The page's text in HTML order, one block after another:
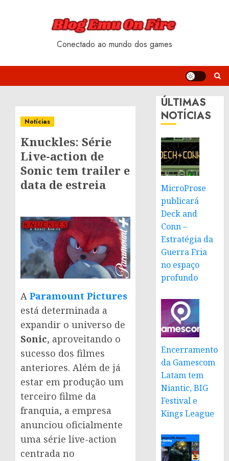
Conectado ao mundo dos games
Notícias
Knuckles: Série
Live-action de
Sonic tem trailer e
data de estreia
A Paramount Pictures
está determinada a
expandir o universo de
Sonic, aproveitando o
sucesso dos filmes
anteriores. Além de já
estar em produção um
terceiro filme da
franquia, a empresa
anunciou oficialmente
uma série live-action
centrada no
ÚLTIMAS
NOTÍCIAS
MicroProse
publicará
Deck and
Conn –
Estratégia da
Guerra Fria
no espaço
profundo
Encerramento
da Gamescom
Latam tem
Niantic, BIG
Festival e
Kings League